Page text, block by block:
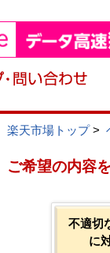
楽天市場トップ>
ご希望の内容
不適切
に